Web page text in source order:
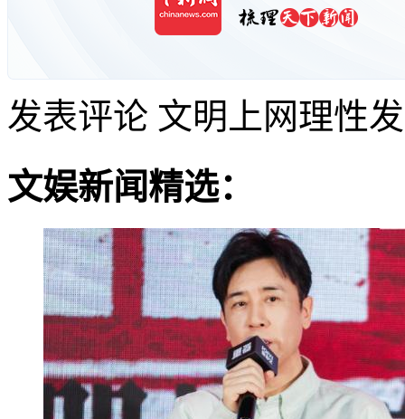
发表评论 文明上网理性
文娱新闻精选：